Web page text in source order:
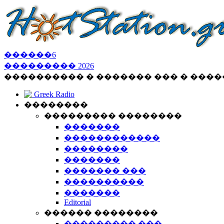
������6
��������� 2026
���������� � ������� ��� �
Greek Radio
��������
��������� ��������
�������
������������
��������
�������
������� ���
����������
�������
Editorial
������ ��������